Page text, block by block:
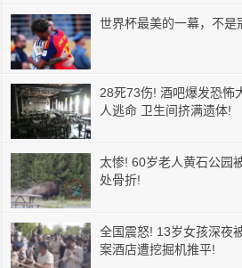
世界杯最美的一幕，不是
28死73伤! 酒吧爆发恐怖
人逃命 卫生间挤满遗体!
太惨! 60岁老人黄石公园
处骨折!
全国震怒! 13岁女孩深夜
案酒店遭挖掘机推平!